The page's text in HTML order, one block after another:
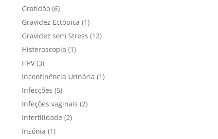
Gratidão(6)
Gravidez Ectópica (1)
Gravidez sem Stress (12)
Histeroscopia (1)
HPV(3)
Incontinência Urinária (1)
Infecções (5)
Infeções vaginais (2)
Infertilidade (2)
Insónia (1)